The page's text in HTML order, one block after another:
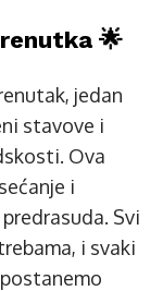
🌟
jedan
stavove i
Ova
i
Svi
i svaki